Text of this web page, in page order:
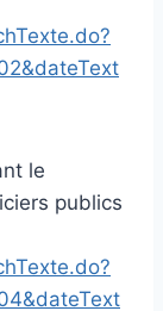
le
publics